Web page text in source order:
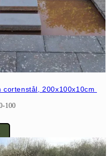
cortenstål, 200x100x10cm
100